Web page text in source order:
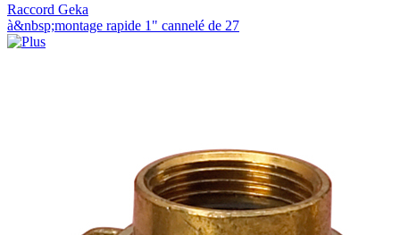
Raccord Geka
à&nbsp;montage rapide 1" cannelé de 27